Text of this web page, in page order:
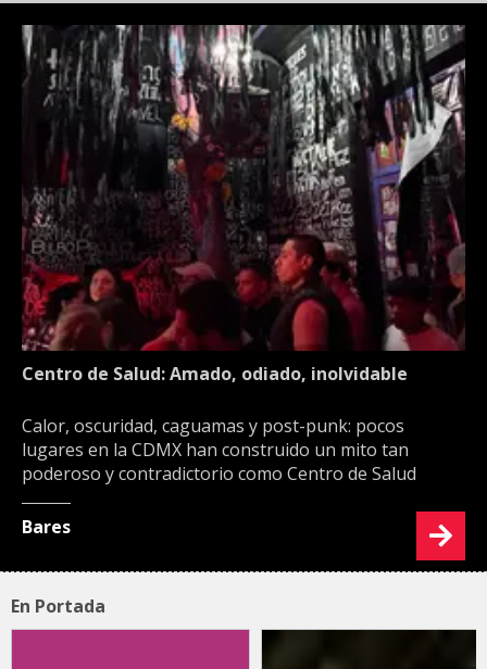
Centro de Salud: Amado, odiado, inolvidable
Calor, oscuridad, caguamas y post-punk: pocos
lugares en la CDMX han construido un mito tan
poderoso y contradictorio como Centro de Salud
Bares
En Portada